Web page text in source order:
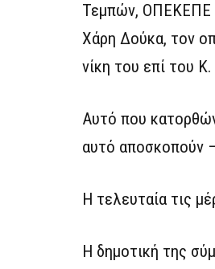
Τεμπών, ΟΠΕΚΕΠΕ
Χάρη Δούκα, τον
νίκη του επί του
Αυτό που
αυτό αποσκοπούν –
Η τελευταία τις
Η δημοτική της